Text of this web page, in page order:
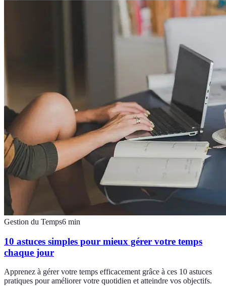
Gestion du Temps6 min
10 astuces simples pour mieux gérer votre temps
chaque jour
Apprenez à gérer votre temps efficacement grâce à ces 10 astuces
pratiques pour améliorer votre quotidien et atteindre vos objectifs.